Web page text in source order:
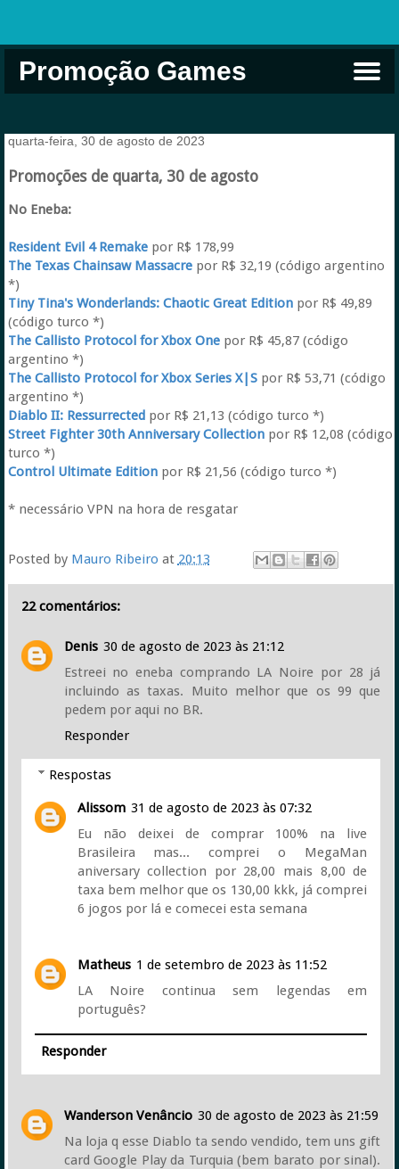
Promoção Games
quarta-feira, 30 de agosto de 2023
Promoções de quarta, 30 de agosto
No Eneba:
Resident Evil 4 Remakepor R$ 178,99
The Texas Chainsaw Massacre por R$ 32,19 (código argentino
*)
Tiny Tina's Wonderlands: Chaotic Great Editionpor R$ 49,89
(código turco *)
The Callisto Protocol for Xbox Onepor R$ 45,87 (código
argentino *)
The Callisto Protocol for Xbox Series X|Spor R$ 53,71 (código
argentino *)
Diablo II: Ressurrectedpor R$ 21,13 (código turco *)
Street Fighter 30th Anniversary Collection por R$ 12,08 (código
turco *)
Control Ultimate Editionpor R$ 21,56 (código turco *)
* necessário VPN na hora de resgatar
Posted by Mauro Ribeiro at 20:13
22 comentários:
Denis 30 de agosto de 2023 às 21:12
Estreei no eneba comprando LA Noire por 28 já
incluindo as taxas. Muito melhor que os 99 que
pedem por aqui no BR.
Responder
Respostas
Alissom 31 de agosto de 2023 às 07:32
Eu não deixei de comprar 100% na live
Brasileira mas... comprei o MegaMan
aniversary collection por 28,00 mais 8,00 de
taxa bem melhor que os 130,00 kkk, já comprei
6 jogos por lá e comecei esta semana
Matheus 1 de setembro de 2023 às 11:52
LA Noire continua sem legendas em
português?
Responder
Wanderson Venâncio 30 de agosto de 2023 às 21:59
Na loja q esse Diablo ta sendo vendido, tem uns gift
card Google Play da Turquia (bem barato por sinal).